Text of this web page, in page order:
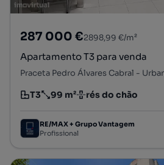
287 000 €2898,99 €/m²
Apartamento T3 para venda
Tipologia
T3
Preço por metro quadrado
99 m²
Andar rés do chão
RE/MAX + Grupo Vantagem
Profissional